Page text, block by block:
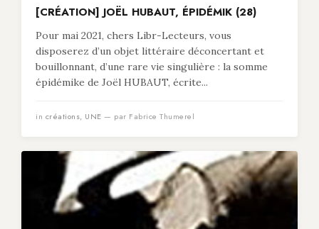
[CRÉATION] JOËL HUBAUT, ÉPIDÉMIK (28)
Pour mai 2021, chers Libr-Lecteurs, vous
disposerez d’un objet littéraire déconcertant et
bouillonnant, d’une rare vie singulière : la somme
épidémike de Joël HUBAUT, écrite...
in créations, UNE — par Fabrice Thumerel